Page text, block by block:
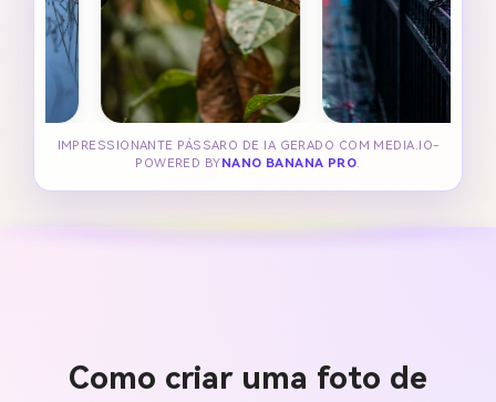
IMPRESSIONANTE PÁSSARO DE IA GERADO COM MEDIA.IO-
POWERED BY NANO BANANA PRO.
Como criar uma foto de